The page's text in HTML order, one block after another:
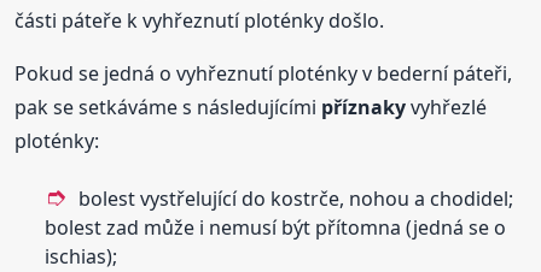
části páteře k vyhřeznutí ploténky došlo.
Pokud se jedná o vyhřeznutí ploténky v bederní páteři,
pak se setkáváme s následujícími příznakyvyhřezlé
ploténky:
bolest vystřelující do kostrče, nohou a chodidel;
bolest zad může i nemusí být přítomna (jedná se o
ischias);